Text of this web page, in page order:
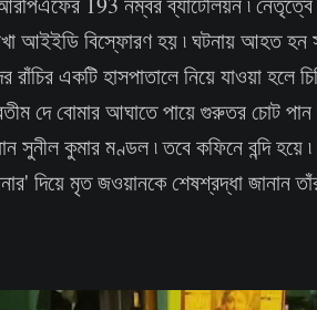
আইইডি বিস্ফোরণ হয় ৷ ঘটনায় আহত হন
রাঁচির একটি হাসপাতালে নিয়ে যাওয়া
দে বোমার আঘাতে পায়ে গুরুতর চোট পান
কুমার মণ্ডল ৷ তবে কফিনে বন্দি হয়ে ৷
দিয়ে মৃত জওয়ানকে শেষশ্রদ্ধা জানান